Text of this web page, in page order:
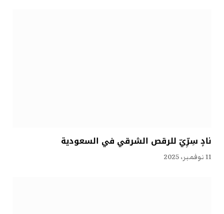
نادٍ سِرِّيّ للرقص الشرقي في السعودية
11 نوفمبر، 2025